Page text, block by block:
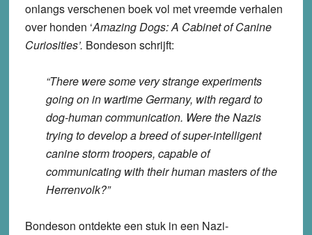
onlangs verschenen boek vol met vreemde verhalen
over honden ‘Amazing Dogs: A Cabinet of Canine
Curiosities’. Bondeson schrijft:
“There were some very strange experiments
going on in wartime Germany, with regard to
dog-human communication. Were the Nazis
trying to develop a breed of super-intelligent
canine storm troopers, capable of
communicating with their human masters of the
Herrenvolk?”
Bondeson ontdekte een stuk in een Nazi-